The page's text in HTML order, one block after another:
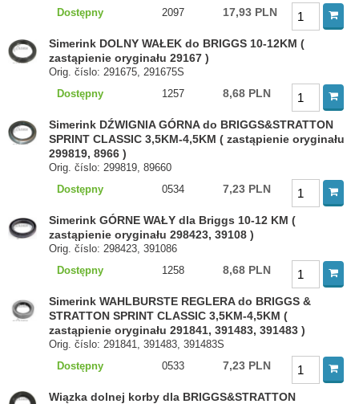
Dostępny
2097 17,93 PLN
Simerink DOLNY WAŁEK do BRIGGS 10-12KM (
zastąpienie oryginału 29167 )
Orig. číslo: 291675, 291675S
Dostępny
1257 8,68 PLN
Simerink DŹWIGNIA GÓRNA do BRIGGS&STRATTON
SPRINT CLASSIC 3,5KM-4,5KM ( zastąpienie oryginału
299819, 8966 )
Orig. číslo: 299819, 89660
Dostępny
0534 7,23 PLN
Simerink GÓRNE WAŁY dla Briggs 10-12 KM (
zastąpienie oryginału 298423, 39108 )
Orig. číslo: 298423, 391086
Dostępny
1258 8,68 PLN
Simerink WAHLBURSTE REGLERA do BRIGGS &
STRATTON SPRINT CLASSIC 3,5KM-4,5KM (
zastąpienie oryginału 291841, 391483, 391483 )
Orig. číslo: 291841, 391483, 391483S
Dostępny
0533 7,23 PLN
Wiązka dolnej korby dla BRIGGS&STRATTON